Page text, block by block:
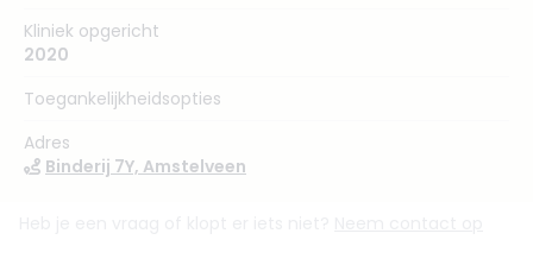
Kliniek opgericht
2020
Toegankelijkheidsopties
Adres
Binderij 7Y, Amstelveen